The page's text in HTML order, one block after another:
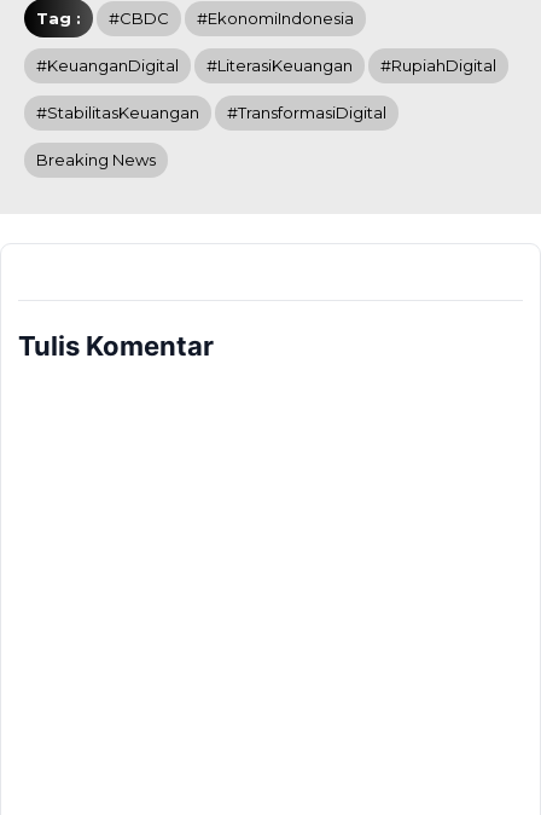
Tag : #CBDC #EkonomiIndonesia
#KeuanganDigital #LiterasiKeuangan #RupiahDigital
#StabilitasKeuangan #TransformasiDigital
Breaking News
Tulis Komentar